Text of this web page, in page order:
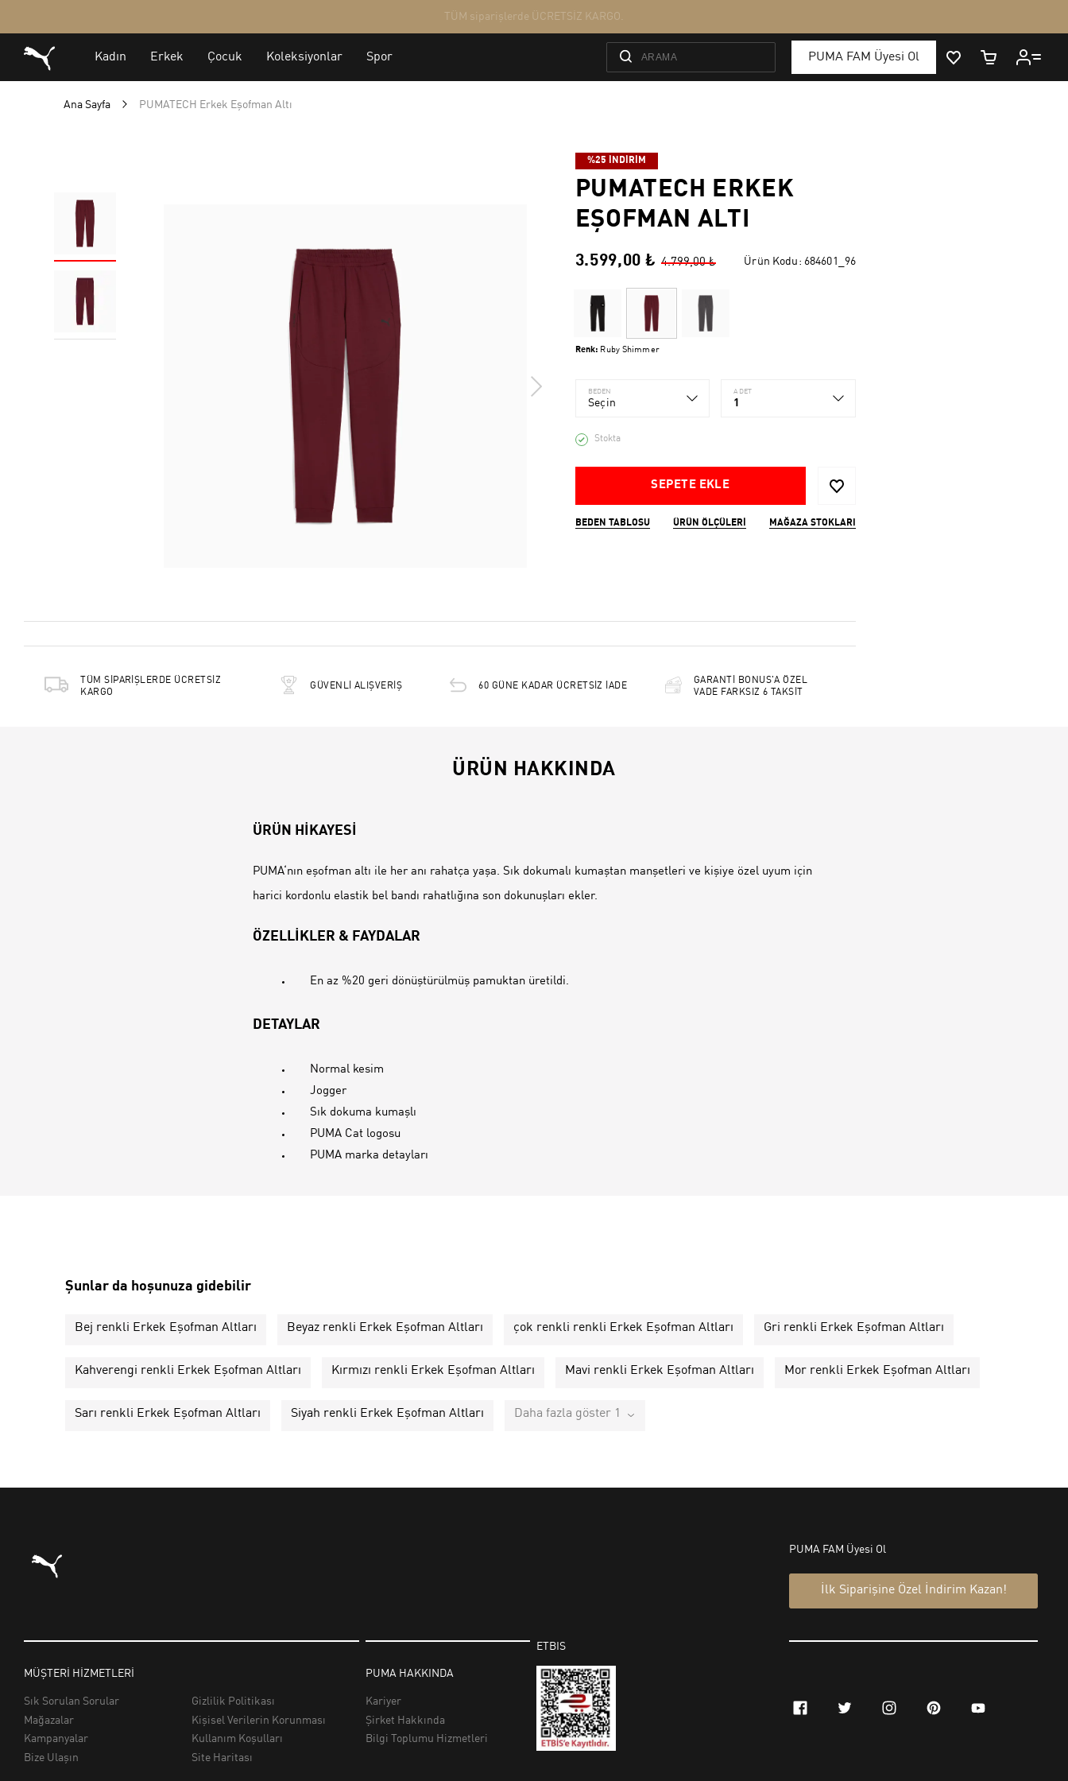
Ana Sayfa PUMATECH Erkek Eşofman Altı
%25 İNDİRİM
PUMATECH ERKEK
EŞOFMAN ALTI
3.599,00 ₺ 4.799,00 ₺ Ürün Kodu: 684601_96
Renk: Ruby Shimmer
BEDEN
Seçin
ADET
1
Stokta
SEPETE EKLE
BEDEN TABLOSU ÜRÜN ÖLÇÜLERI MAĞAZA STOKLARI
TÜM SİPARİŞLERDE ÜCRETSİZ
KARGO
GÜVENLİ ALIŞVERİŞ 60 GÜNE KADAR ÜCRETSİZ İADE
GARANTİ BONUS'A ÖZEL
VADE FARKSIZ 6 TAKSİT
ÜRÜN HAKKINDA
ÜRÜN HİKAYESİ
PUMA‘nın eşofman altı ile her anı rahatça yaşa. Sık dokumalı kumaştan manşetleri ve kişiye özel uyum için
harici kordonlu elastik bel bandı rahatlığına son dokunuşları ekler.
ÖZELLİKLER & FAYDALAR
En az %20 geri dönüştürülmüş pamuktan üretildi.
DETAYLAR
Normal kesim
Jogger
Sık dokuma kumaşlı
PUMA Cat logosu
PUMA marka detayları
Şunlar da hoşunuza gidebilir
Bej renkli Erkek Eşofman Altları Beyaz renkli Erkek Eşofman Altları çok renkli renkli Erkek Eşofman Altları Gri renkli Erkek Eşofman Altları
Kahverengi renkli Erkek Eşofman Altları Kırmızı renkli Erkek Eşofman Altları Mavi renkli Erkek Eşofman Altları Mor renkli Erkek Eşofman Altları
Sarı renkli Erkek Eşofman Altları Siyah renkli Erkek Eşofman Altları Daha fazla göster 1